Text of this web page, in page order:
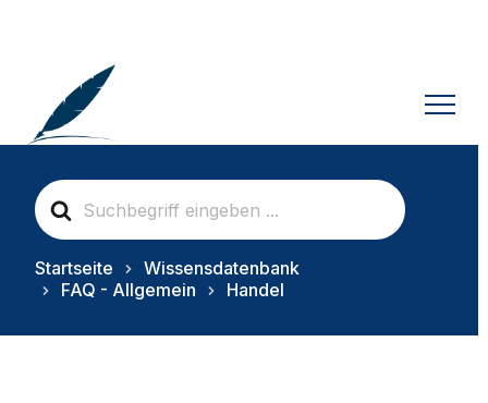
S
e
a
c
o
Startseite
Wissensdatenbank
FAQ - Allgemein
Handel